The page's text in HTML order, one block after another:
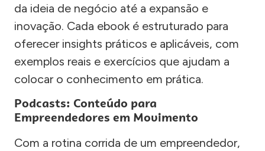
da ideia de negócio até a expansão e
inovação. Cada ebook é estruturado para
oferecer insights práticos e aplicáveis, com
exemplos reais e exercícios que ajudam a
colocar o conhecimento em prática.
Podcasts: Conteúdo para
Empreendedores em Movimento
Com a rotina corrida de um empreendedor,